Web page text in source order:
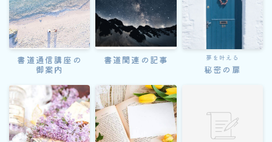
書道通信講座の
御案内
書道関連の記事 夢を叶える
秘密の扉